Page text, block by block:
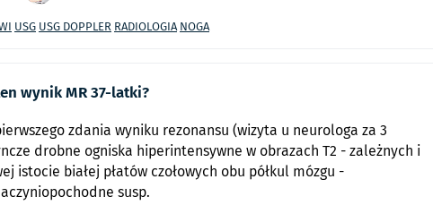
USG USG DOPPLER RADIOLOGIA NOGA
wynik MR 37-latki?
zdania wyniku rezonansu (wizyta u neurologa za 3
drobne ogniska hiperintensywne w obrazach T2 - zależnych i
istocie białej płatów czołowych obu półkul mózgu -
susp.